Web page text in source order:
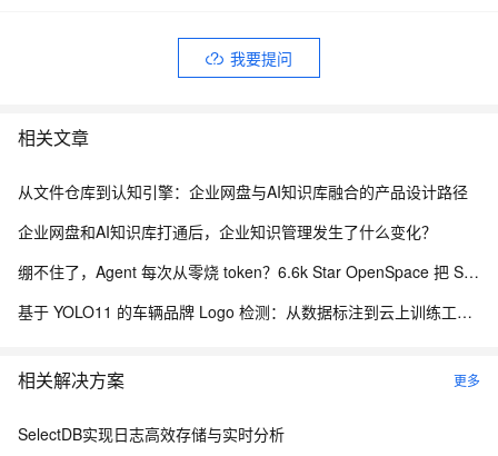
我要提问
相关文章
从文件仓库到认知引擎：企业网盘与AI知识库融合的产品设计路径
企业网盘和AI知识库打通后，企业知识管理发生了什么变化？
绷不住了，Agent 每次从零烧 token？6.6k Star OpenSpace 把 Skill 变成会进化的资产
基于 YOLO11 的车辆品牌 Logo 检测：从数据标注到云上训练工程化实践
相关解决方案 更多
SelectDB实现日志高效存储与实时分析